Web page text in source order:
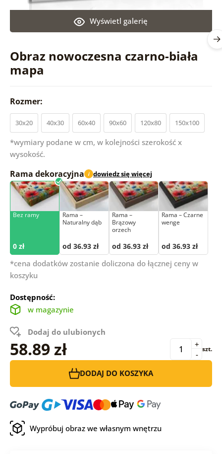
Obraz nowoczesna czarno-biała
mapa
Wyświetl galerię
Rozmer:
30x20 40x30 60x40 90x60 120x80 150x100
*wymiary podane w cm, w kolejności szerokość x
wysokość.
Rama dekoracyjna i dowiedz się więcej
Bez ramy
0 zł
Rama –
Naturalny dąb
od 36.93 zł
Rama –
Brązowy
orzech
od 36.93 zł
Rama – Czarne
wenge
od 36.93 zł
*cena dodatków zostanie doliczona do łącznej ceny w
koszyku
Dostępność:
w magazynie
Dodaj do ulubionych
58.89 zł -
+ szt.
DODAJ DO KOSZYKA
Wypróbuj obraz we własnym wnętrzu